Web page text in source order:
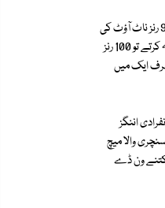
میں جانتا ہوں کہ ہم پاکستانیوں کی یادداشت اتنی اچھی نہیں اور کسی کے کارنامے جلد ہی بھول جاتے ہیں، مگر نیوزی لینڈ کیخلاف 99 رنز ناٹ آؤٹ کی
اننگز کو تو 10،12دن ہی ہوئے ہیں اسے تو ہم اتنی جلدی فراموش نہیں کر سکتے، 33 رنز پر 3 وکٹیں گر گئی تھیں اگر حفیظ وکٹ پر قیام نہ کرتے تو 100 رنز
انھیں 2میچز میں کھلایا گیا اور صرف ایک میں
بہترین انفرادی اننگز
کی سنچری والا میچ
کتنے ون ڈے